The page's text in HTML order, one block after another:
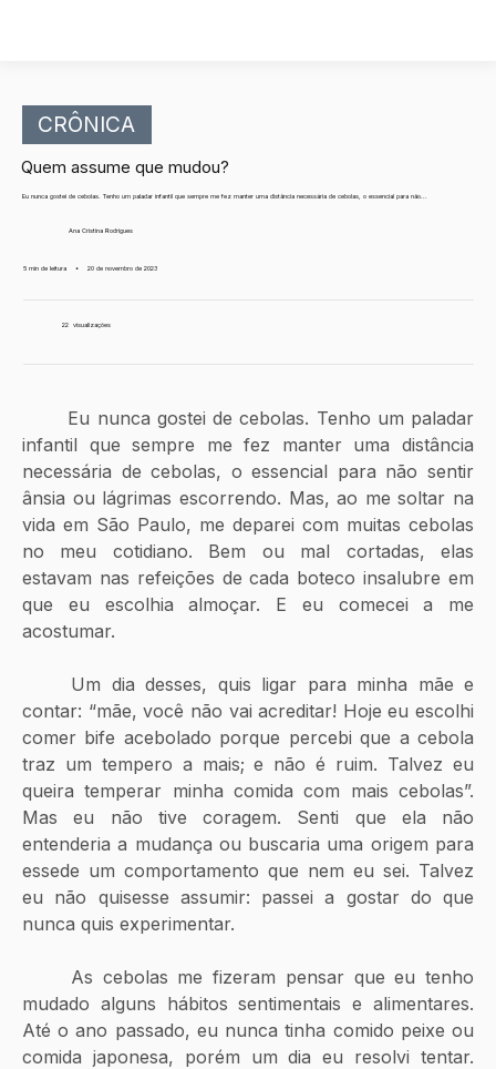
CRÔNICA
Quem assume que mudou?
Eu nunca gostei de cebolas. Tenho um paladar infantil que sempre me fez manter uma distância necessária de cebolas, o essencial para não...
Ana Cristina Rodrigues
5 min de leitura • 20 de novembro de 2023
22 visualizações
infantil que sempre me fez manter uma distância
necessária de cebolas, o essencial para não sentir
ânsia ou lágrimas escorrendo. Mas, ao me soltar na
vida em São Paulo, me deparei com muitas cebolas
no meu cotidiano. Bem ou mal cortadas, elas
estavam nas refeições de cada boteco insalubre em
que eu escolhia almoçar. E eu comecei a me
acostumar.
contar: “mãe, você não vai acreditar! Hoje eu escolhi
comer bife acebolado porque percebi que a cebola
traz um tempero a mais; e não é ruim. Talvez eu
queira temperar minha comida com mais cebolas”.
Mas eu não tive coragem. Senti que ela não
entenderia a mudança ou buscaria uma origem para
essede um comportamento que nem eu sei. Talvez
eu não quisesse assumir: passei a gostar do que
nunca quis experimentar.
mudado alguns hábitos sentimentais e alimentares.
Até o ano passado, eu nunca tinha comido peixe ou
comida japonesa, porém um dia eu resolvi tentar.